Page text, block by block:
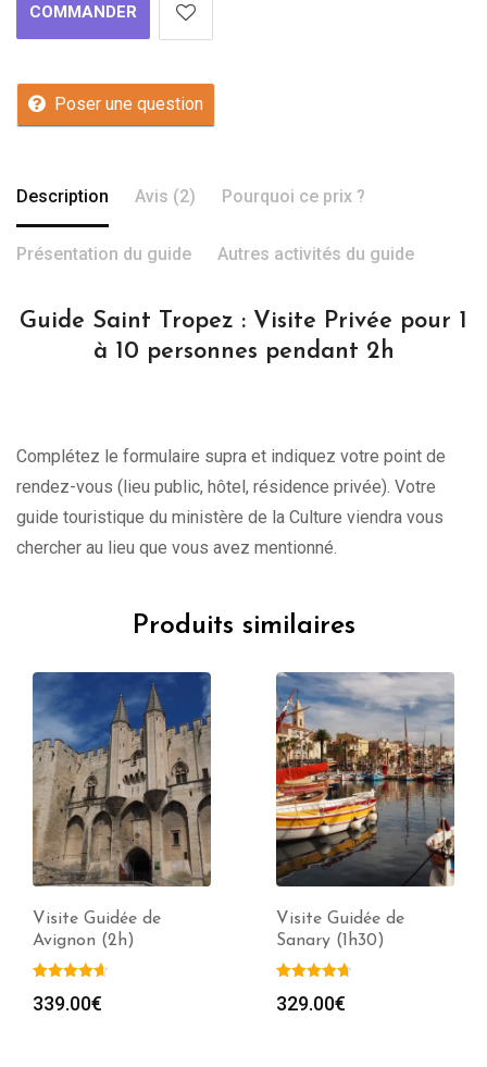
COMMANDER
Poser une question
Description Avis (2) Pourquoi ce prix ?
Présentation du guide Autres activités du guide
Guide Saint Tropez : Visite Privée pour 1
à 10 personnes pendant 2h
Complétez le formulaire supra et indiquez votre point de
rendez-vous (lieu public, hôtel, résidence privée). Votre
guide touristique du ministère de la Culture viendra vous
chercher au lieu que vous avez mentionné.
Produits similaires
Visite Guidée de
Avignon (2h)
339.00€
Visite Guidée de
Sanary (1h30)
329.00€